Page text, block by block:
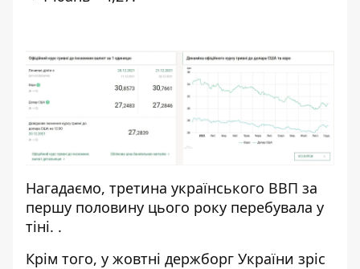
Нагадаємо, третина українського ВВП за
першу половину цього року перебувала у
тіні. .
Крім того, у жовтні держборг України зріс